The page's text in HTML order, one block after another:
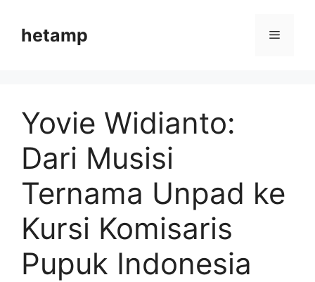
hetamp Menu
Yovie Widianto:
Dari Musisi
Ternama Unpad ke
Kursi Komisaris
Pupuk Indonesia